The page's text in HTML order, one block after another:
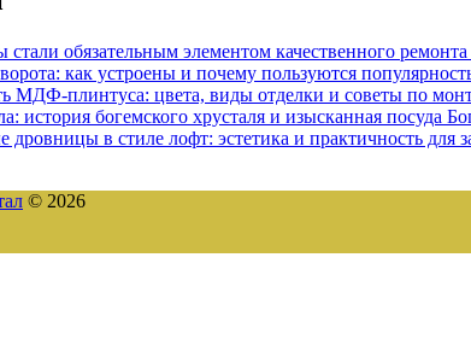
обязательным элементом качественного ремонта
как устроены и почему пользуются
МДФ-плинтуса: цвета, виды отделки и советы по
история богемского хрусталя и изысканная посуда
в стиле лофт: эстетика и практичность для
© 2026